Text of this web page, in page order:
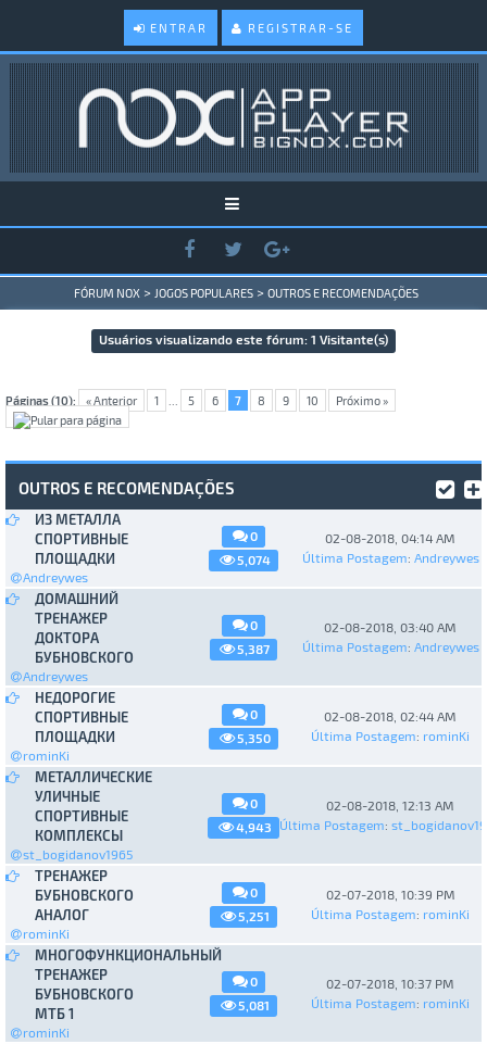
ENTRAR REGISTRAR-SE
FÓRUM NOX > JOGOS POPULARES > OUTROS E RECOMENDAÇÕES
Usuários visualizando este fórum: 1 Visitante(s)
Páginas (10): « Anterior 1 5 6 7 8 9 10 Próximo »
OUTROS E RECOMENDAÇÕES
ИЗ МЕТАЛЛА
СПОРТИВНЫЕ
ПЛОЩАДКИ
Andreywes
0
5,074
02-08-2018, 04:14 AM
Última Postagem: Andreywes
ДОМАШНИЙ
ТРЕНАЖЕР
ДОКТОРА
БУБНОВСКОГО
Andreywes
0
5,387
02-08-2018, 03:40 AM
Última Postagem: Andreywes
НЕДОРОГИЕ
СПОРТИВНЫЕ
ПЛОЩАДКИ
rominKi
0
5,350
02-08-2018, 02:44 AM
Última Postagem: rominKi
МЕТАЛЛИЧЕСКИЕ
УЛИЧНЫЕ
СПОРТИВНЫЕ
КОМПЛЕКСЫ
st_bogidanov1965
0
4,943
02-08-2018, 12:13 AM
Última Postagem:
ТРЕНАЖЕР
БУБНОВСКОГО
АНАЛОГ
rominKi
0
5,251
02-07-2018, 10:39 PM
Última Postagem: rominKi
МНОГОФУНКЦИОНАЛЬНЫЙ
ТРЕНАЖЕР
БУБНОВСКОГО
МТБ 1
rominKi
0
5,081
02-07-2018, 10:37 PM
Última Postagem: rominKi